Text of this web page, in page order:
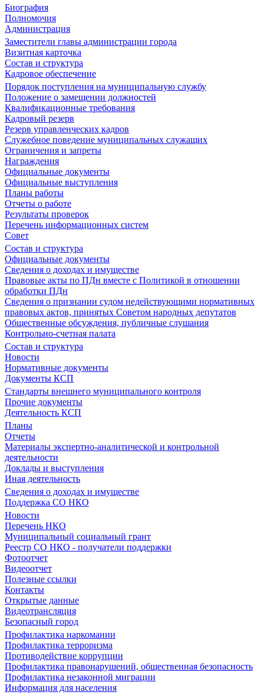
Биография
Полномочия
Администрация
Заместители главы администрации города
Визитная карточка
Состав и структура
Кадровое обеспечение
Порядок поступления на муниципальную службу
Положение о замещении должностей
Квалификационные требования
Кадровый резерв
Резерв управленческих кадров
Служебное поведение муниципальных служащих
Ограничения и запреты
Награждения
Официальные документы
Официальные выступления
Планы работы
Отчеты о работе
Результаты проверок
Перечень информационных систем
Совет
Состав и структура
Официальные документы
Сведения о доходах и имуществе
Правовые акты по ПДн вместе с Политикой в отношении
обработки ПДн
Сведения о признании судом недействующими нормативных
правовых актов, принятых Советом народных депутатов
Общественные обсуждения, публичные слушания
Контрольно-счетная палата
Состав и структура
Новости
Нормативные документы
Документы КСП
Стандарты внешнего муниципального контроля
Прочие документы
Деятельность КСП
Планы
Отчеты
Материалы экспертно-аналитической и контрольной
деятельности
Доклады и выступления
Иная деятельность
Сведения о доходах и имуществе
Поддержка СО НКО
Новости
Перечень НКО
Муниципальный социальный грант
Реестр СО НКО - получатели поддержки
Фотоотчет
Видеоотчет
Полезные ссылки
Контакты
Открытые данные
Видеотрансляция
Безопасный город
Профилактика наркомании
Профилактика терроризма
Противодействие коррупции
Профилактика правонарушений, общественная безопасность
Профилактика незаконной миграции
Информация для населения